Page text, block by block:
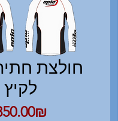
לקיץ
‏350.00 ‏₪Price